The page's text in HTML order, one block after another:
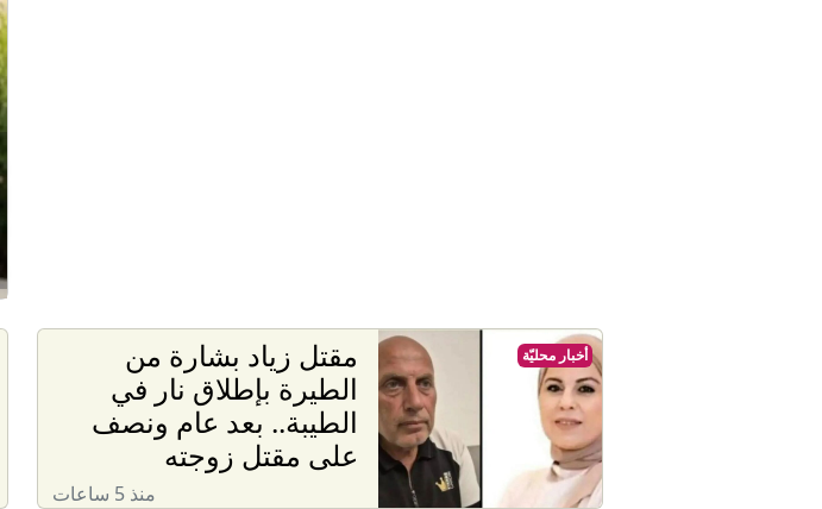
مقتل زياد بشارة من
الطيرة بإطلاق نار في
الطيبة.. بعد عام ونصف
على مقتل زوجته
منذ 5 ساعات
أخبار محليّة